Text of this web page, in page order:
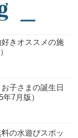
きオススメの施
子さまの誕生日
7月版）
の水遊びスポッ